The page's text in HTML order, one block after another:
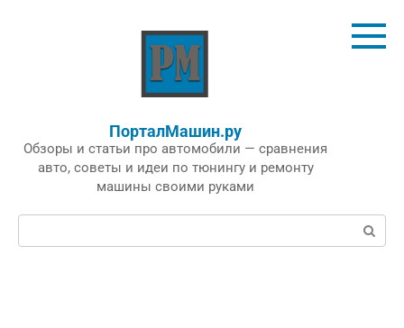
ПорталМашин.ру
Обзоры и статьи про автомобили — сравнения
авто, советы и идеи по тюнингу и ремонту
машины своими руками
Поиск: